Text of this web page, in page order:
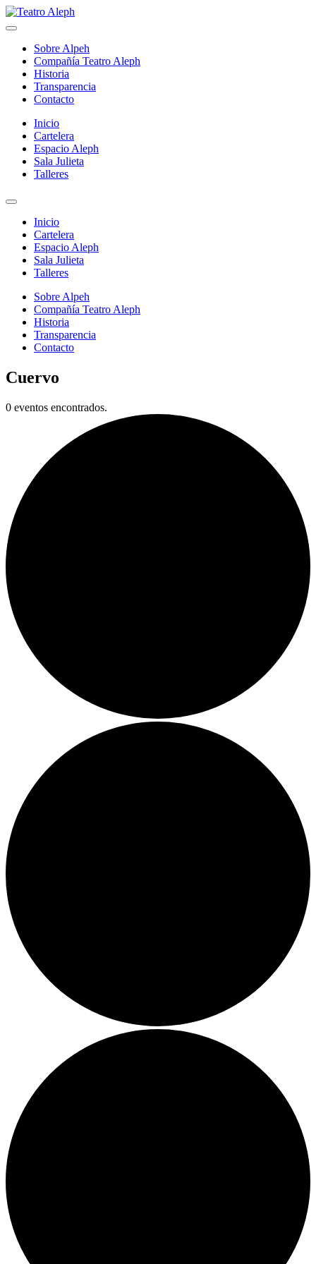
Skip
to
Sobre Alpeh
Compañía Teatro Aleph
Historia
Transparencia
Contacto
Inicio
Cartelera
Espacio Aleph
Sala Julieta
Talleres
Inicio
Cartelera
Espacio Aleph
Sala Julieta
Talleres
Sobre Alpeh
Compañía Teatro Aleph
Historia
Transparencia
Contacto
Cuervo
0 eventos encontrados.